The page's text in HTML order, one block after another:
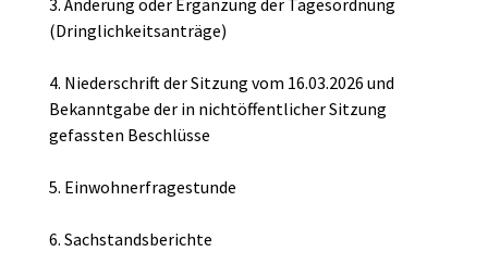
3. Änderung oder Ergänzung der Tagesordnung
(Dringlichkeitsanträge)
4. Niederschrift der Sitzung vom 16.03.2026 und
Bekanntgabe der in nichtöffentlicher Sitzung
gefassten Beschlüsse
5. Einwohnerfragestunde
6. Sachstandsberichte